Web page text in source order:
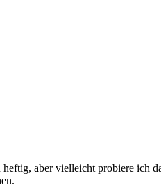
aber vielleicht probiere ich